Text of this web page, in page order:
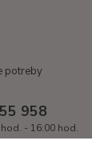
potreby
958
- 16:00 hod.